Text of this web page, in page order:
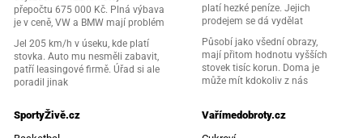
přepočtu 675 000 Kč. Plná výbava
je v ceně, VW a BMW mají problém
Jel 205 km/h v úseku, kde platí
stovka. Auto mu nesměli zabavit,
patří leasingové firmě. Úřad si ale
poradil jinak
platí hezké peníze. Jejich
prodejem se dá vydělat
Působí jako všední obrazy,
mají přitom hodnotu vyšších
stovek tisíc korun. Doma je
může mít kdokoliv z nás
SportyŽivě.cz
Vařímedobroty.cz